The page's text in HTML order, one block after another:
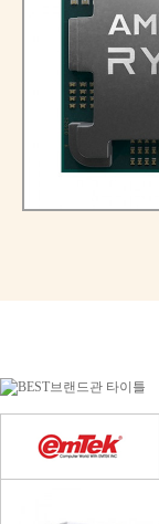
멈추지 않는